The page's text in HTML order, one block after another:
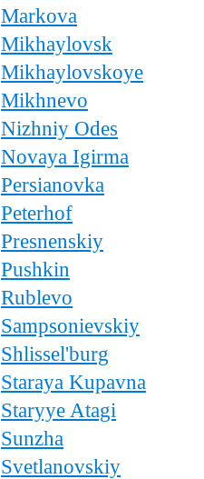
Markova
Mikhaylovsk
Mikhaylovskoye
Mikhnevo
Nizhniy Odes
Novaya Igirma
Persianovka
Peterhof
Presnenskiy
Pushkin
Rublevo
Sampsonievskiy
Shlissel'burg
Staraya Kupavna
Staryye Atagi
Sunzha
Svetlanovskiy